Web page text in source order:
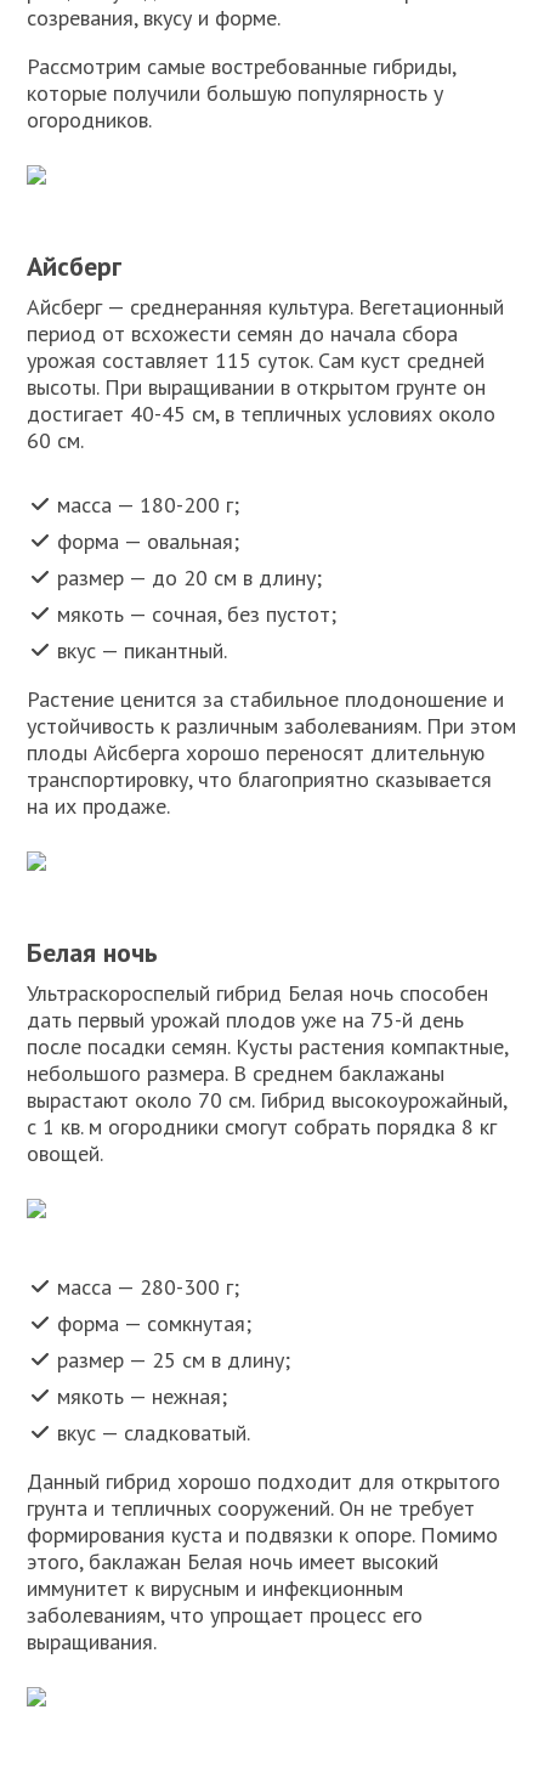
созревания, вкусу и форме.
Рассмотрим самые востребованные гибриды,
которые получили большую популярность у
огородников.
Айсберг
Айсберг — среднеранняя культура. Вегетационный
период от всхожести семян до начала сбора
урожая составляет 115 суток. Сам куст средней
высоты. При выращивании в открытом грунте он
достигает 40-45 см, в тепличных условиях около
60 см.
масса — 180-200 г;
форма — овальная;
размер — до 20 см в длину;
мякоть — сочная, без пустот;
вкус — пикантный.
Растение ценится за стабильное плодоношение и
устойчивость к различным заболеваниям. При этом
плоды Айсберга хорошо переносят длительную
транспортировку, что благоприятно сказывается
на их продаже.
Белая ночь
Ультраскороспелый гибрид Белая ночь способен
дать первый урожай плодов уже на 75-й день
после посадки семян. Кусты растения компактные,
небольшого размера. В среднем баклажаны
вырастают около 70 см. Гибрид высокоурожайный,
с 1 кв. м огородники смогут собрать порядка 8 кг
овощей.
масса — 280-300 г;
форма — сомкнутая;
размер — 25 см в длину;
мякоть — нежная;
вкус — сладковатый.
Данный гибрид хорошо подходит для открытого
грунта и тепличных сооружений. Он не требует
формирования куста и подвязки к опоре. Помимо
этого, баклажан Белая ночь имеет высокий
иммунитет к вирусным и инфекционным
заболеваниям, что упрощает процесс его
выращивания.